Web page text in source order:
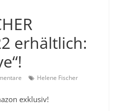
erhältlich:
Helene Fischer
exklusiv!